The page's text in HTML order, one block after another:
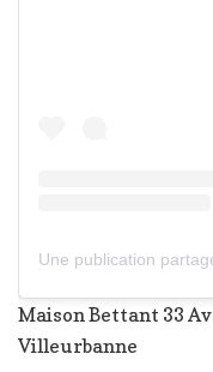
Maison Bettant 33
Villeurbanne